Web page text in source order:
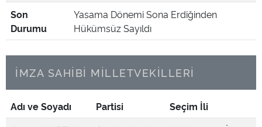
Son
Durumu
Yasama Dönemi Sona Erdiğinden
Hükümsüz Sayıldı
İMZA SAHİBİ MİLLETVEKİLLERİ
Adı ve Soyadı Partisi
Seçim İli